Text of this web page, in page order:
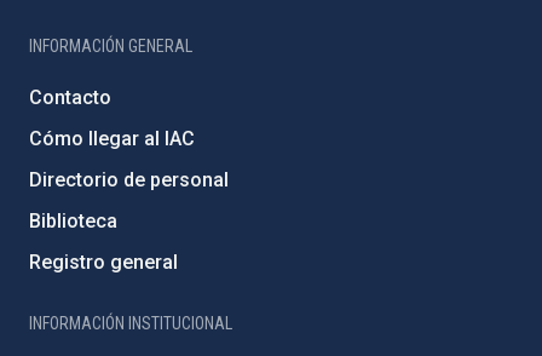
INFORMACIÓN GENERAL
Contacto
Cómo llegar al IAC
Directorio de personal
Biblioteca
Registro general
INFORMACIÓN INSTITUCIONAL